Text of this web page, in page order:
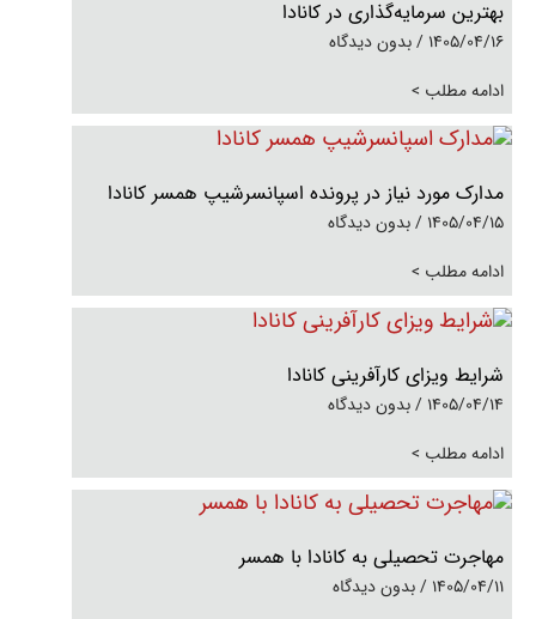
بهترین سرمایه‌گذاری در کانادا
1405/04/16
بدون دیدگاه
ادامه مطلب >
مدارک مورد نیاز در پرونده اسپانسرشیپ همسر کانادا
1405/04/15
بدون دیدگاه
ادامه مطلب >
شرایط ویزای کارآفرینی کانادا
1405/04/14
بدون دیدگاه
ادامه مطلب >
مهاجرت تحصیلی به کانادا با همسر
1405/04/11
بدون دیدگاه